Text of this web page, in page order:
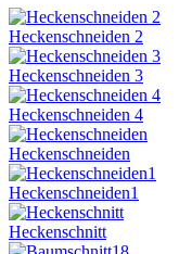
Heckenschneiden 2
Heckenschneiden 3
Heckenschneiden 4
Heckenschneiden
Heckenschneiden1
Heckenschnitt